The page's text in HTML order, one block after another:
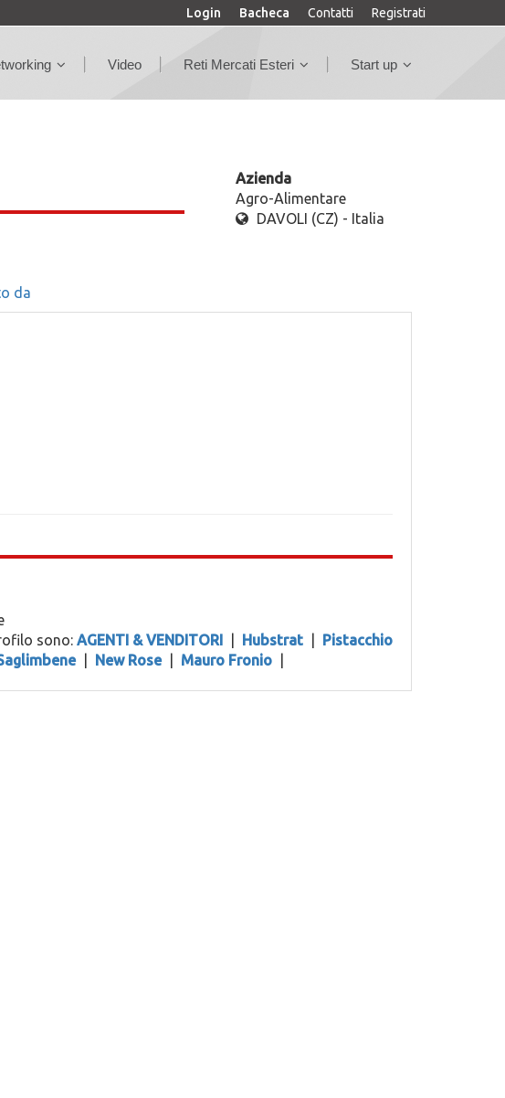
Login Bacheca Contatti Registrati
Video Reti Mercati Esteri Start up
Azienda
Agro-Alimentare
DAVOLI (CZ) - Italia
da
sono: AGENTI & VENDITORI Hubstrat
Pistacchio
New Rose Mauro Fronio